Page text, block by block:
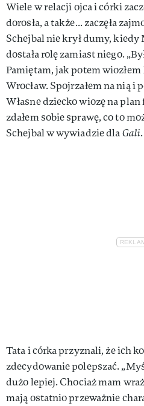
Wiele w relacji ojca i córki
dorosła, a także... zaczęła
Schejbal nie krył dumy, kiedy
dostała rolę zamiast niego.
Pamiętam, jak potem
Wrocław. Spojrzałem na nią i
Własne dziecko wiozę na
zdałem sobie sprawę, co to
Schejbal w wywiadzie dlaGali.
Tata i córka przyznali, że ich
zdecydowanie polepszać.
dużo lepiej. Chociaż mam
mają ostatnio przeważnie